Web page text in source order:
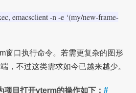
emacsclient -n -e ‘(my/new-frame-
窗口执行命令。若需更复杂的图形
，不过这类需求如今已越来越少。
目打开vterm的操作如下： #